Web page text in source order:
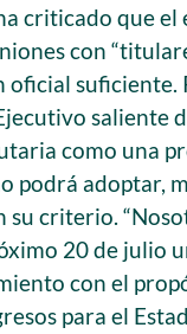
criticado que el
con
suficiente.
saliente
como una
podrá adoptar,
su criterio.
20 de julio
con el
para el